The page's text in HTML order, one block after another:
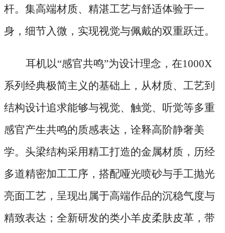
杆。集高端材质、精湛工艺与舒适体验于一
身，细节入微，实现视觉与佩戴的双重跃迁。
耳机以“感官共鸣”为设计理念，在1000X
系列经典极简主义的基础上，从材质、工艺到
结构设计追求能够与视觉、触觉、听觉等多重
感官产生共鸣的质感表达，诠释高阶静奢美
学。头梁结构采用精工打造的金属材质，历经
多道精密加工工序，搭配哑光喷砂与手工抛光
亮面工艺，呈现出属于高端作品的沉稳气度与
精致表达；全新研发的类小羊皮柔肤皮革，带